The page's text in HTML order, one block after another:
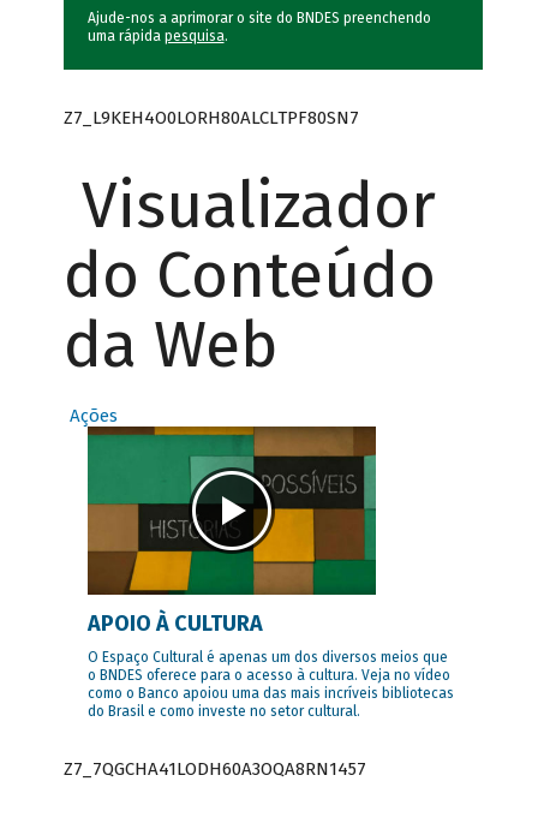
Ajude-nos a aprimorar o site do BNDES preenchendo
uma rápida pesquisa.
Z7_L9KEH4O0LORH80ALCLTPF80SN7
Visualizador
do Conteúdo
da Web
Ações
APOIO À CULTURA
O Espaço Cultural é apenas um dos diversos meios que
o BNDES oferece para o acesso à cultura. Veja no vídeo
como o Banco apoiou uma das mais incríveis bibliotecas
do Brasil e como investe no setor cultural.
Z7_7QGCHA41LODH60A3OQA8RN1457